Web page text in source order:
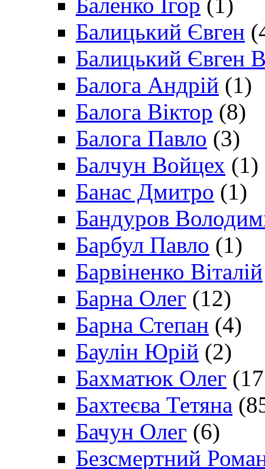
Балицький Євген
Балицький Євген
Балога Андрій (1)
Балога Віктор (8)
Балога Павло (3)
Балчун Войцех (1)
Банас Дмитро (1)
Бандуров
Барбул Павло (1)
Барвіненко Віталій
Барна Олег (12)
Барна Степан (4)
Баулін Юрій (2)
Бахматюк Олег
Бахтеєва Тетяна
Бачун Олег (6)
Безсмертний